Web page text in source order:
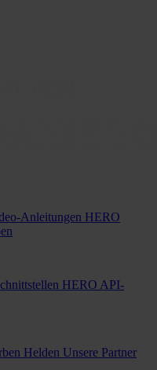
Anleitungen HERO
HERO API-
Helden Unsere Partner